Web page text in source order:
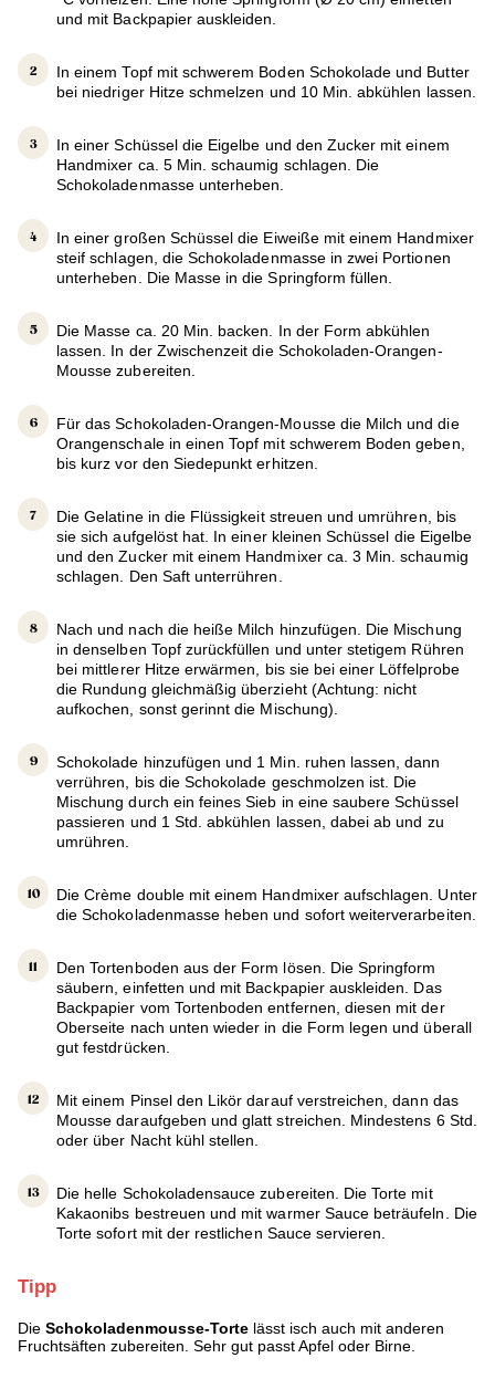
und mit Backpapier auskleiden.
In einem Topf mit schwerem Boden Schokolade und Butter
bei niedriger Hitze schmelzen und 10 Min. abkühlen lassen.
In einer Schüssel die Eigelbe und den Zucker mit einem
Handmixer ca. 5 Min. schaumig schlagen. Die
Schokoladenmasse unterheben.
In einer großen Schüssel die Eiweiße mit einem Handmixer
steif schlagen, die Schokoladenmasse in zwei Portionen
unterheben. Die Masse in die Springform füllen.
Die Masse ca. 20 Min. backen. In der Form abkühlen
lassen. In der Zwischenzeit die Schokoladen-Orangen-
Mousse zubereiten.
Für das Schokoladen-Orangen-Mousse die Milch und die
Orangenschale in einen Topf mit schwerem Boden geben,
bis kurz vor den Siedepunkt erhitzen.
Die Gelatine in die Flüssigkeit streuen und umrühren, bis
sie sich aufgelöst hat. In einer kleinen Schüssel die Eigelbe
und den Zucker mit einem Handmixer ca. 3 Min. schaumig
schlagen. Den Saft unterrühren.
Nach und nach die heiße Milch hinzufügen. Die Mischung
in denselben Topf zurückfüllen und unter stetigem Rühren
bei mittlerer Hitze erwärmen, bis sie bei einer Löffelprobe
die Rundung gleichmäßig überzieht (Achtung: nicht
aufkochen, sonst gerinnt die Mischung).
Schokolade hinzufügen und 1 Min. ruhen lassen, dann
verrühren, bis die Schokolade geschmolzen ist. Die
Mischung durch ein feines Sieb in eine saubere Schüssel
passieren und 1 Std. abkühlen lassen, dabei ab und zu
umrühren.
Die Crème double mit einem Handmixer aufschlagen. Unter
die Schokoladenmasse heben und sofort weiterverarbeiten.
Den Tortenboden aus der Form lösen. Die Springform
säubern, einfetten und mit Backpapier auskleiden. Das
Backpapier vom Tortenboden entfernen, diesen mit der
Oberseite nach unten wieder in die Form legen und überall
gut festdrücken.
Mit einem Pinsel den Likör darauf verstreichen, dann das
Mousse daraufgeben und glatt streichen. Mindestens 6 Std.
oder über Nacht kühl stellen.
Die helle Schokoladensauce zubereiten. Die Torte mit
Kakaonibs bestreuen und mit warmer Sauce beträufeln. Die
Torte sofort mit der restlichen Sauce servieren.
Tipp
Die Schokoladenmousse-Torte lässt isch auch mit anderen
Fruchtsäften zubereiten. Sehr gut passt Apfel oder Birne.